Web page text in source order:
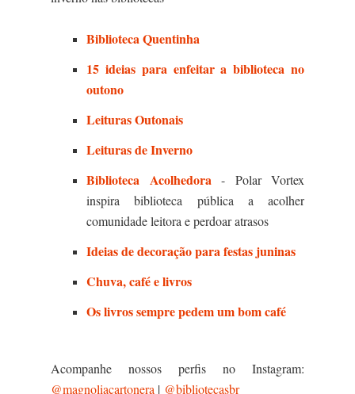
Biblioteca Quentinha
15 ideias para enfeitar a biblioteca no
outono
Leituras Outonais
Leituras de Inverno
Biblioteca Acolhedora - Polar Vortex
inspira biblioteca pública a acolher
comunidade leitora e perdoar atrasos
Ideias de decoração para festas juninas
Chuva, café e livros
Os livros sempre pedem um bom café
Acompanhe nossos perfis no Instagram:
@magnoliacartonera | @bibliotecasbr